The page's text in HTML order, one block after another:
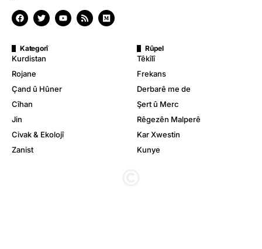
Kategorî
Kurdistan
Rojane
Çand û Hûner
Cîhan
Jin
Civak & Ekolojî
Zanist
Rûpel
Têkîlî
Frekans
Derbarê me de
Şert û Merc
Rêgezên Malperê
Kar Xwestin
Kunye